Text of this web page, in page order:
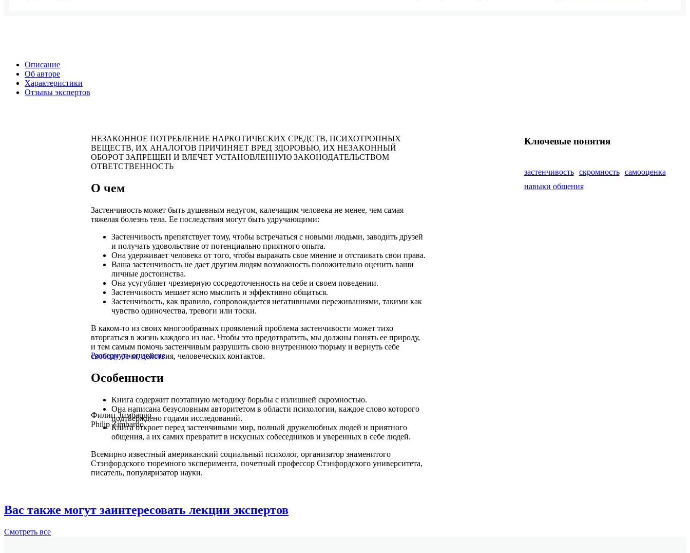
Описание
Об авторе
Характеристики
Отзывы экспертов
НЕЗАКОННОЕ ПОТРЕБЛЕНИЕ НАРКОТИЧЕСКИХ СРЕДСТВ, ПСИХОТРОПНЫХ
ВЕЩЕСТВ, ИХ АНАЛОГОВ ПРИЧИНЯЕТ ВРЕД ЗДОРОВЬЮ, ИХ НЕЗАКОННЫЙ
ОБОРОТ ЗАПРЕЩЕН И ВЛЕЧЕТ УСТАНОВЛЕННУЮ ЗАКОНОДАТЕЛЬСТВОМ
ОТВЕТСТВЕННОСТЬ
О чем
Застенчивость может быть душевным недугом, калечащим человека не менее, чем самая
тяжелая болезнь тела. Ее последствия могут быть удручающими:
Застенчивость препятствует тому, чтобы встречаться с новыми людьми, заводить друзей
и получать удовольствие от потенциально приятного опыта.
Она удерживает человека от того, чтобы выражать свое мнение и отстаивать свои права.
Ваша застенчивость не дает другим людям возможность положительно оценить ваши
личные достоинства.
Она усугубляет чрезмерную сосредоточенность на себе и своем поведении.
Застенчивость мешает ясно мыслить и эффективно общаться.
Застенчивость, как правило, сопровождается негативными переживаниями, такими как
чувство одиночества, тревоги или тоски.
В каком-то из своих многообразных проявлений проблема застенчивости может тихо
вторгаться в жизнь каждого из нас. Чтобы это предотвратить, мы должны понять ее природу,
и тем самым помочь застенчивым разрушить свою внутреннюю тюрьму и вернуть себе
свободу речи, действия, человеческих контактов.
Особенности
Книга содержит поэтапную методику борьбы с излишней скромностью.
Она написана безусловным авторитетом в области психологии, каждое слово которого
подтверждено годами исследований.
Книга откроет перед застенчивыми мир, полный дружелюбных людей и приятного
общения, а их самих превратит в искусных собеседников и уверенных в себе людей.
Развернуть описание
Ключевые понятия
застенчивость скромность
самооценка
навыки общения
Филип Зимбардо
Philip Zimbardo
Всемирно известный американский социальный психолог, организатор знаменитого
Стэнфордского тюремного эксперимента, почетный профессор Стэнфордского университета,
писатель, популяризатор науки.
Вас также могут заинтересовать лекции экспертов
Смотреть все